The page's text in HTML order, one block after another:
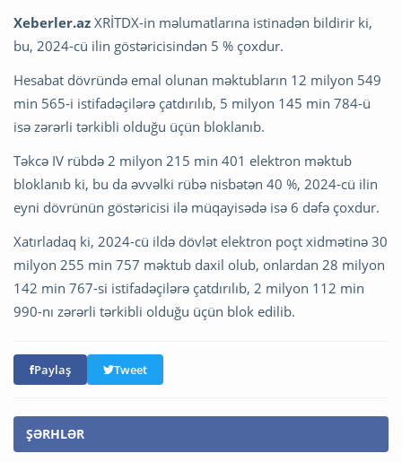
Xeberler.az XRİTDX-in məlumatlarına istinadən bildirir ki,
bu, 2024-cü ilin göstəricisindən 5 % çoxdur.
Hesabat dövründə emal olunan məktubların 12 milyon 549
min 565-i istifadəçilərə çatdırılıb, 5 milyon 145 min 784-ü
isə zərərli tərkibli olduğu üçün bloklanıb.
Təkcə IV rübdə 2 milyon 215 min 401 elektron məktub
bloklanıb ki, bu da əvvəlki rübə nisbətən 40 %, 2024-cü ilin
eyni dövrünün göstəricisi ilə müqayisədə isə 6 dəfə çoxdur.
Xatırladaq ki, 2024-cü ildə dövlət elektron poçt xidmətinə 30
milyon 255 min 757 məktub daxil olub, onlardan 28 milyon
142 min 767-si istifadəçilərə çatdırılıb, 2 milyon 112 min
990-nı zərərli tərkibli olduğu üçün blok edilib.
Paylaş Tweet
ŞƏRHLƏR